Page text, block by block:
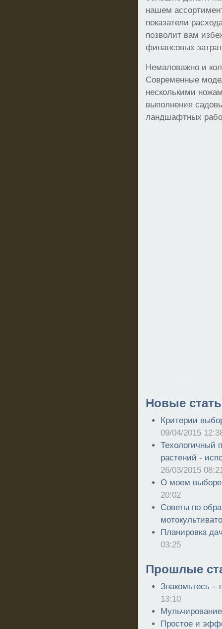
нашем
показатели
позволит вам
финансовых
Немаловажно и
Современные
несколькими
выполнения
ландшафтных
Новые
Критерии
09/04/2015
Техологичный
растений -
26/03/2015
О моем выборе
20:02
Советы по
Планировка
03:25
Прошлые
Знакомьтесь –
13:10
Простое и